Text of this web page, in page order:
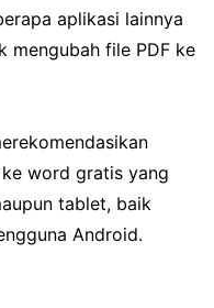
aplikasi lainnya
mengubah file PDF ke
word gratis yang
tablet, baik
Android.